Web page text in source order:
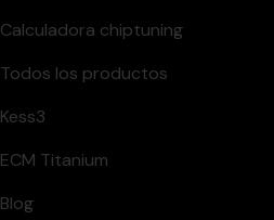
Calculadora chiptuning
Todos los productos
Kess3
ECM Titanium
Blog